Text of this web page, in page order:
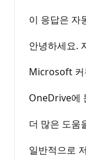
이 응답은 자
안녕하세요.
Microsoft 커
OneDrive에
더 많은 도움
일반적으로